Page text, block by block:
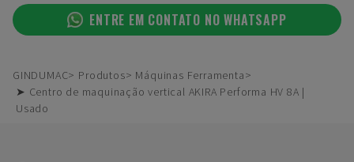
ENTRE EM CONTATO NO WHATSAPP
GINDUMAC Produtos
Máquinas Ferramenta
➤ Centro de maquinação vertical AKIRA Performa HV 8A |
Usado